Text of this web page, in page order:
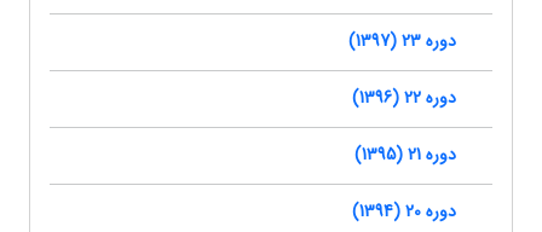
دوره 23 (1397)
دوره 22 (1396)
دوره 21 (1395)
دوره 20 (1394)